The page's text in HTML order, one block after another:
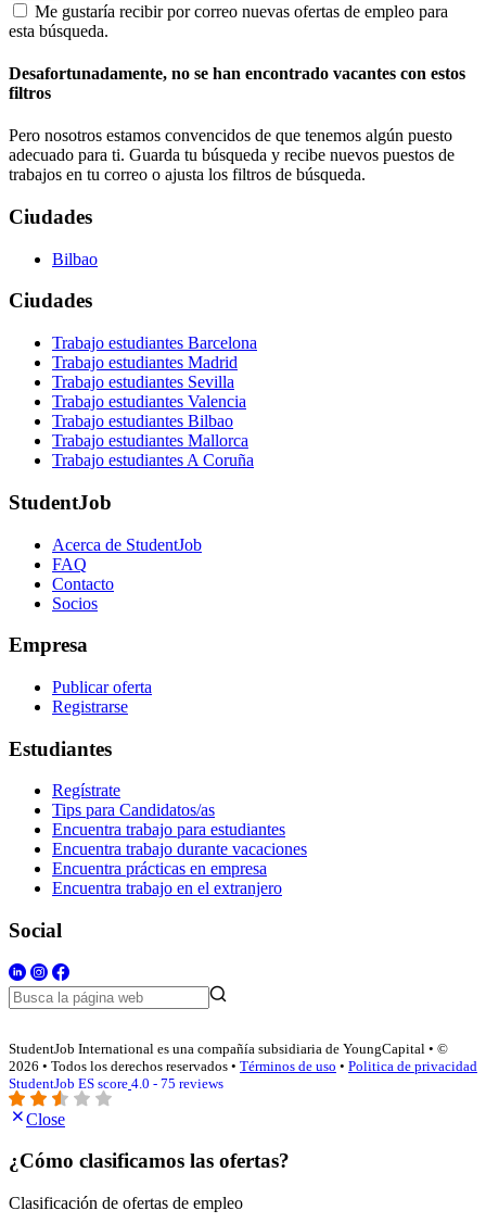
Me gustaría recibir por correo nuevas ofertas de empleo para
esta búsqueda.
Desafortunadamente, no se han encontrado vacantes con estos
filtros
Pero nosotros estamos convencidos de que tenemos algún puesto
adecuado para ti. Guarda tu búsqueda y recibe nuevos puestos de
trabajos en tu correo o ajusta los filtros de búsqueda.
Ciudades
Bilbao
Ciudades
Trabajo estudiantes Barcelona
Trabajo estudiantes Madrid
Trabajo estudiantes Sevilla
Trabajo estudiantes Valencia
Trabajo estudiantes Bilbao
Trabajo estudiantes Mallorca
Trabajo estudiantes A Coruña
StudentJob
Acerca de StudentJob
FAQ
Contacto
Socios
Empresa
Publicar oferta
Registrarse
Estudiantes
Regístrate
Tips para Candidatos/as
Encuentra trabajo para estudiantes
Encuentra trabajo durante vacaciones
Encuentra prácticas en empresa
Encuentra trabajo en el extranjero
Social
StudentJob International es una compañía subsidiaria de YoungCapital • ©
2026 • Todos los derechos reservados • Términos de uso • Politica de privacidad
StudentJob ES score 4.0 - 75 reviews
Close
¿Cómo clasificamos las ofertas?
Clasificación de ofertas de empleo